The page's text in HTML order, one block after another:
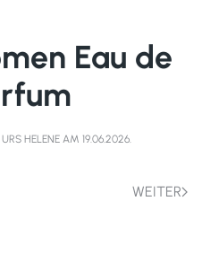
Eau de
URS HELENE AM 19.06.2026.
WEITER